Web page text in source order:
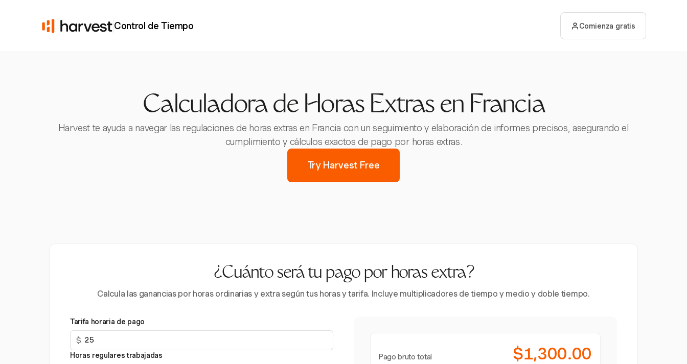
Control de Tiempo Comienza gratis
Calculadora de Horas Extras en Francia
Harvest te ayuda a navegar las regulaciones de horas extras en Francia con un seguimiento y elaboración de informes precisos, asegurando el
cumplimiento y cálculos exactos de pago por horas extras.
Try Harvest Free
¿Cuánto será tu pago por horas extra?
Calcula las ganancias por horas ordinarias y extra según tus horas y tarifa. Incluye multiplicadores de tiempo y medio y doble tiempo.
Tarifa horaria de pago
$
Horas regulares trabajadas Pago bruto total $1,300.00